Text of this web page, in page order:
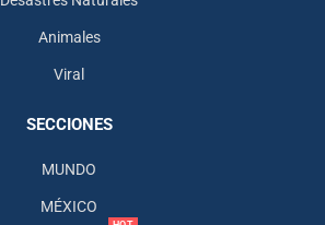
Animales
Viral
SECCIONES
MUNDO
MÉXICO